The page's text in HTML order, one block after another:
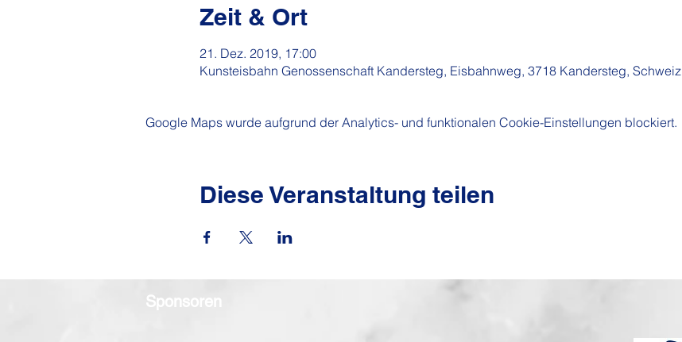
Zeit & Ort
21. Dez. 2019, 17:00
Kunsteisbahn Genossenschaft Kandersteg, Eisbahnweg, 3718 Kandersteg, Schweiz
Google Maps wurde aufgrund der Analytics- und funktionalen Cookie-Einstellungen blockiert.
Diese Veranstaltung teilen
Sponsoren